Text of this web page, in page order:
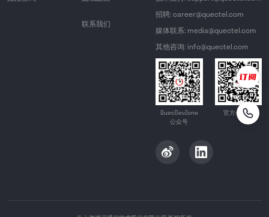
联系我们
招聘: career@quectel.com
媒体联系: media@quectel.com
其他咨询: info@quectel.com
QuecDevZone
公众号
官方公众号